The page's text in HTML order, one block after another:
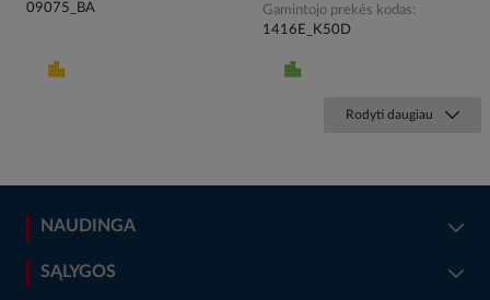
09075_BA
Gamintojo prekės kodas
1416E_K50D
Rodyti daugiau
NAUDINGA
SĄLYGOS